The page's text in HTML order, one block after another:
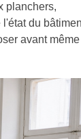
planchers,
du
avant même